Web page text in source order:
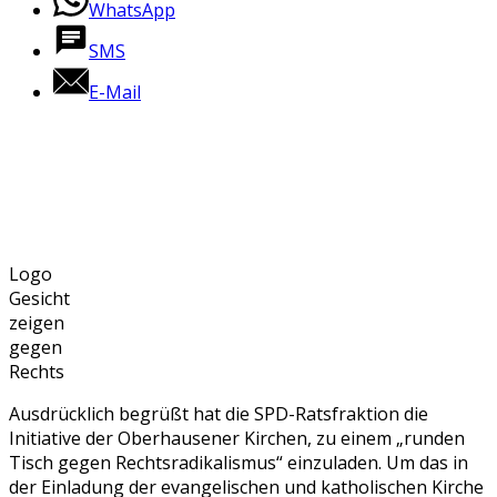
WhatsApp
SMS
E-Mail
Logo
Gesicht
zeigen
gegen
Rechts
Ausdrücklich begrüßt hat die SPD-Ratsfraktion die
Initiative der Oberhausener Kirchen, zu einem „runden
Tisch gegen Rechtsradikalismus“ einzuladen. Um das in
der Einladung der evangelischen und katholischen Kirche